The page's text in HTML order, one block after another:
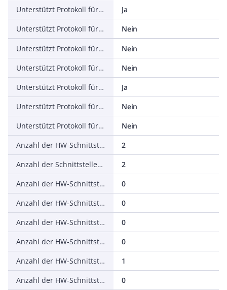
Unterstützt Protokoll für EtherNet/IP
Ja
Unterstützt Protokoll für AS-Interface Safety at Work
Nein
Unterstützt Protokoll für DeviceNet Safety
Nein
Unterstützt Protokoll für INTERBUS-Safety
Nein
Unterstützt Protokoll für PROFIsafe
Ja
Unterstützt Protokoll für SafetyBUS p
Nein
Unterstützt Protokoll für sonstige Bussysteme
Nein
Anzahl der HW-Schnittstellen Industrial Ethernet
2
Anzahl der Schnittstellen PROFINET
2
Anzahl der HW-Schnittstellen seriell RS-232
0
Anzahl der HW-Schnittstellen seriell RS-422
0
Anzahl der HW-Schnittstellen seriell RS-485
0
Anzahl der HW-Schnittstellen seriell TTY
0
Anzahl der HW-Schnittstellen USB
1
Anzahl der HW-Schnittstellen parallel
0